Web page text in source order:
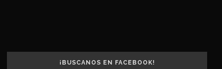
¡BUSCANOS EN FACEBOOK!